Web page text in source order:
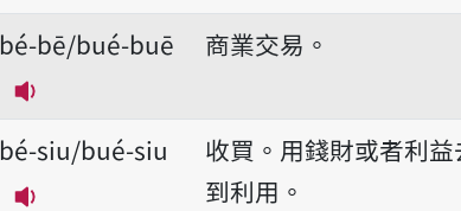
播放音讀bé/bué
bé-bē/bué-buē
播放音讀bé-bē/bué-buē
商業交易。
bé-siu/bué-siu
收買。用錢財或者利
到利用。